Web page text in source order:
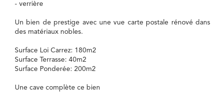
- verrière
Un bien de prestige avec une vue carte postale rénové dans
des matériaux nobles.
Surface Loi Carrez: 180m2
Surface Terrasse: 40m2
Surface Ponderée: 200m2
Une cave complète ce bien